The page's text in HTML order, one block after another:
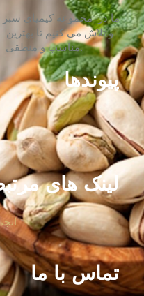
ما در مجموعه کیمیای سبز
و تلاش می کنیم تا
مناسب و منطقی به بازارهای داخلی و خارجی عرضه کنیم.
پیوندها
لینک های
تماس با ما